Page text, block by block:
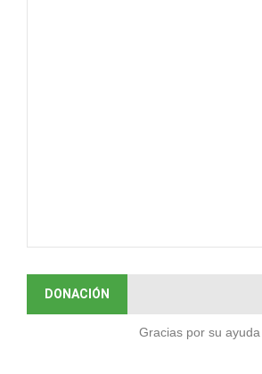
DONACIÓN
Gracias por su ayuda